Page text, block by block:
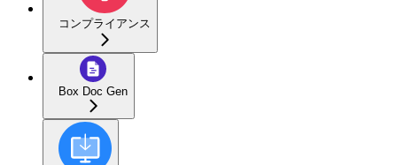
コンプライアンス
Box Doc Gen